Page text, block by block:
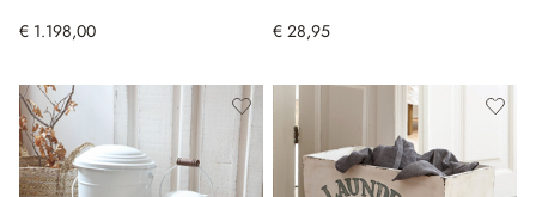
€ 1.198,00 € 28,95